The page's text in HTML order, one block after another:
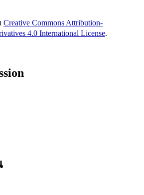
Creative Commons Attribution-
4.0 International License.